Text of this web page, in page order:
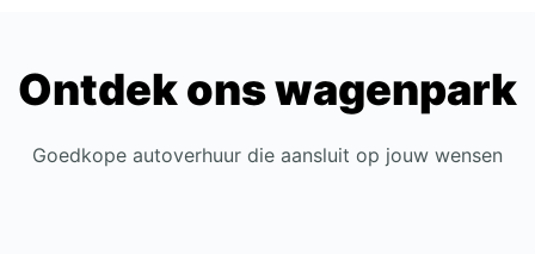
Ontdek ons wagenpark
Goedkope autoverhuur die aansluit op jouw wensen